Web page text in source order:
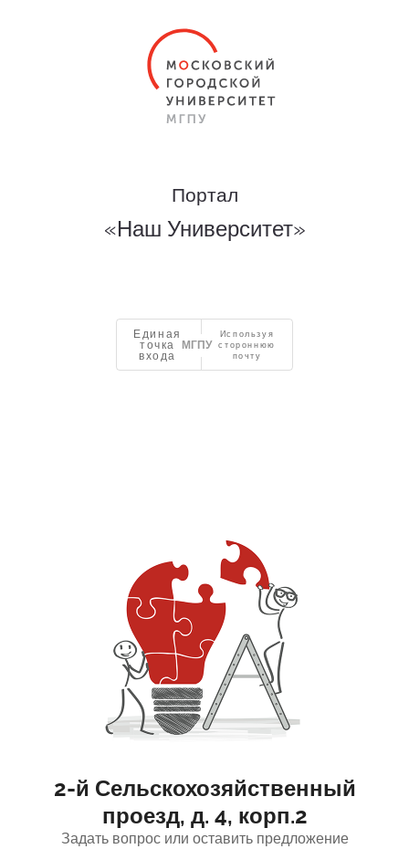
Портал
«Наш Университет»
Единая
точка
входа
Используя
стороннюю
почту
2-й Сельскохозяйственный
проезд, д. 4, корп.2
Задать вопрос или оставить предложение